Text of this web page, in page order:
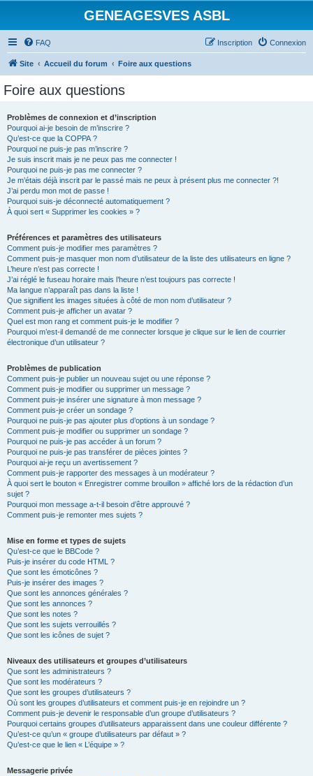
GENEAGESVES ASBL
FAQ Connexion
Inscription
Site Accueil du forum Foire aux questions
Foire aux questions
Problèmes de connexion et d’inscription
Pourquoi ai-je besoin de m’inscrire ?
Qu’est-ce que la COPPA ?
Pourquoi ne puis-je pas m’inscrire ?
Je suis inscrit mais je ne peux pas me connecter !
Pourquoi ne puis-je pas me connecter ?
Je m’étais déjà inscrit par le passé mais ne peux à présent plus me connecter ?!
J’ai perdu mon mot de passe !
Pourquoi suis-je déconnecté automatiquement ?
À quoi sert « Supprimer les cookies » ?
Préférences et paramètres des utilisateurs
Comment puis-je modifier mes paramètres ?
Comment puis-je masquer mon nom d’utilisateur de la liste des utilisateurs en ligne ?
L’heure n’est pas correcte !
J’ai réglé le fuseau horaire mais l’heure n’est toujours pas correcte !
Ma langue n’apparaît pas dans la liste !
Que signifient les images situées à côté de mon nom d’utilisateur ?
Comment puis-je afficher un avatar ?
Quel est mon rang et comment puis-je le modifier ?
Pourquoi m’est-il demandé de me connecter lorsque je clique sur le lien de courrier
électronique d’un utilisateur ?
Problèmes de publication
Comment puis-je publier un nouveau sujet ou une réponse ?
Comment puis-je modifier ou supprimer un message ?
Comment puis-je insérer une signature à mon message ?
Comment puis-je créer un sondage ?
Pourquoi ne puis-je pas ajouter plus d’options à un sondage ?
Comment puis-je modifier ou supprimer un sondage ?
Pourquoi ne puis-je pas accéder à un forum ?
Pourquoi ne puis-je pas transférer de pièces jointes ?
Pourquoi ai-je reçu un avertissement ?
Comment puis-je rapporter des messages à un modérateur ?
À quoi sert le bouton « Enregistrer comme brouillon » affiché lors de la rédaction d’un
sujet ?
Pourquoi mon message a-t-il besoin d’être approuvé ?
Comment puis-je remonter mes sujets ?
Mise en forme et types de sujets
Qu’est-ce que le BBCode ?
Puis-je insérer du code HTML ?
Que sont les émoticônes ?
Puis-je insérer des images ?
Que sont les annonces générales ?
Que sont les annonces ?
Que sont les notes ?
Que sont les sujets verrouillés ?
Que sont les icônes de sujet ?
Niveaux des utilisateurs et groupes d’utilisateurs
Que sont les administrateurs ?
Que sont les modérateurs ?
Que sont les groupes d’utilisateurs ?
Où sont les groupes d’utilisateurs et comment puis-je en rejoindre un ?
Comment puis-je devenir le responsable d’un groupe d’utilisateurs ?
Pourquoi certains groupes d’utilisateurs apparaissent dans une couleur différente ?
Qu’est-ce qu’un « groupe d’utilisateurs par défaut » ?
Qu’est-ce que le lien « L’équipe » ?
Messagerie privée